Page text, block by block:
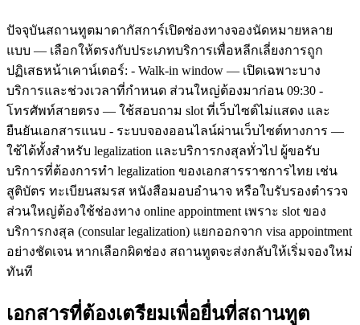
ปัจจุบันสถานทูตมาดากัสการ์เปิดช่องทางจองนัดหมายหลาย
แบบ — เลือกให้ตรงกับประเภทบริการเพื่อหลีกเลี่ยงการถูก
ปฏิเสธหน้าเคาน์เตอร์: - Walk-in window — เปิดเฉพาะบาง
บริการและช่วงเวลาที่กำหนด ส่วนใหญ่ต้องมาก่อน 09:30 -
โทรศัพท์สายตรง — ใช้สอบถาม slot ที่เว็บไซต์ไม่แสดง และ
ยืนยันเอกสารแนบ - ระบบจองออนไลน์ผ่านเว็บไซต์ทางการ —
ใช้ได้ทั้งสำหรับ legalization และบริการกงสุลทั่วไป ผู้ขอรับ
บริการที่ต้องการทำ legalization ของเอกสารราชการไทย เช่น
สูติบัตร ทะเบียนสมรส หนังสือมอบอำนาจ หรือใบรับรองตำรวจ
ส่วนใหญ่ต้องใช้ช่องทาง online appointment เพราะ slot ของ
บริการกงสุล (consular legalization) แยกออกจาก visa appointment
อย่างชัดเจน หากเลือกผิดช่อง สถานทูตจะส่งกลับให้เริ่มจองใหม่
ทันที
เอกสารที่ต้องเตรียมเพื่อยื่นที่สถานทูต